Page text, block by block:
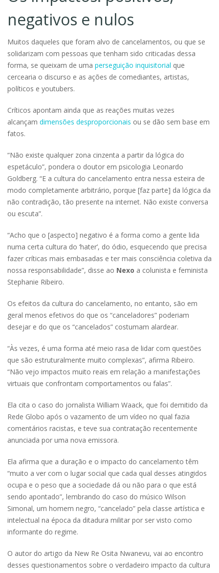
negativos e nulos
Muitos daqueles que foram alvo de cancelamentos, ou que se
solidarizam com pessoas que tenham sido criticadas dessa
forma, se queixam de uma perseguição inquisitorial que
cercearia o discurso e as ações de comediantes, artistas,
políticos e youtubers.
Críticos apontam ainda que as reações muitas vezes
alcançam dimensões desproporcionais ou se dão sem base em
fatos.
“Não existe qualquer zona cinzenta a partir da lógica do
espetáculo”, pondera o doutor em psicologia Leonardo
Goldberg. “E a cultura do cancelamento entra nessa esteira de
modo completamente arbitrário, porque [faz parte] da lógica da
não contradição, tão presente na internet. Não existe conversa
ou escuta”.
“Acho que o [aspecto] negativo é a forma como a gente lida
numa certa cultura do ‘hater’, do ódio, esquecendo que precisa
fazer críticas mais embasadas e ter mais consciência coletiva da
nossa responsabilidade”, disse ao Nexo a colunista e feminista
Stephanie Ribeiro.
Os efeitos da cultura do cancelamento, no entanto, são em
geral menos efetivos do que os “canceladores” poderiam
desejar e do que os “cancelados” costumam alardear.
“Às vezes, é uma forma até meio rasa de lidar com questões
que são estruturalmente muito complexas”, afirma Ribeiro.
“Não vejo impactos muito reais em relação a manifestações
virtuais que confrontam comportamentos ou falas”.
Ela cita o caso do jornalista William Waack, que foi demitido da
Rede Globo após o vazamento de um vídeo no qual fazia
comentários racistas, e teve sua contratação recentemente
anunciada por uma nova emissora.
Ela afirma que a duração e o impacto do cancelamento têm
“muito a ver com o lugar social que cada qual desses atingidos
ocupa e o peso que a sociedade dá ou não para o que está
sendo apontado”, lembrando do caso do músico Wilson
Simonal, um homem negro, “cancelado” pela classe artística e
intelectual na época da ditadura militar por ser visto como
informante do regime.
O autor do artigo da New Re Osita Nwanevu, vai ao encontro
desses questionamentos sobre o verdadeiro impacto da cultura